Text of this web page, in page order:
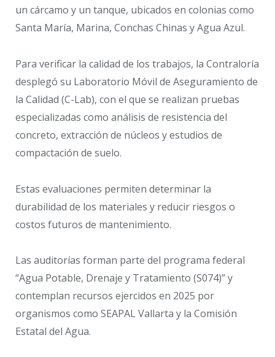
un cárcamo y un tanque, ubicados en colonias como
Santa María, Marina, Conchas Chinas y Agua Azul.
Para verificar la calidad de los trabajos, la Contraloría
desplegó su Laboratorio Móvil de Aseguramiento de
la Calidad (C-Lab), con el que se realizan pruebas
especializadas como análisis de resistencia del
concreto, extracción de núcleos y estudios de
compactación de suelo.
Estas evaluaciones permiten determinar la
durabilidad de los materiales y reducir riesgos o
costos futuros de mantenimiento.
Las auditorías forman parte del programa federal
“Agua Potable, Drenaje y Tratamiento (S074)” y
contemplan recursos ejercidos en 2025 por
organismos como SEAPAL Vallarta y la Comisión
Estatal del Agua.